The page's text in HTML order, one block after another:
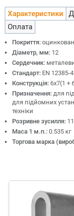
Характеристики
Оплата
Покриття:
Діаметр, мм: 12
Сердечник:
Стандарт: EN 12385-
Конструкція: 6х7(1 +
Призначення: для
для підйомних
техніки
Розривне зусилля:
Маса 1 м.п.: 0.535 кг
Торгова марка